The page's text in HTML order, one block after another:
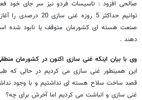
صالحی افزود : تاسیسات فردو نیز سر جای خود
توانیم حداکثر 5 روزه
صنعت هسته ای کشورمان متوقف یا نابود شده
دهند .
وی با بیان اینکه غنی سازی اکنون در کشورمان
این همینطور غنی سازی می کردیم در حالی که
قصد ساخت سلاح هسته ای نداشتیم و با وجود
غنی سازی و انباشت می کردیم اما آخرش برای چه؟